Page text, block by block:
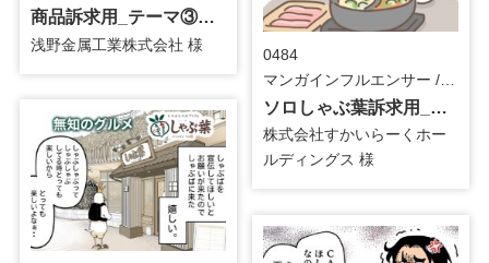
商品訴求用_テーマ③AKクランプ_紙媒体用マンガ
浅野金属工業株式会社 様
0484
ソロしゃぶ葉訴求用_もずくさん_インフルエンサーマンガ
株式会社すかいらーくホー
ルディングス 様